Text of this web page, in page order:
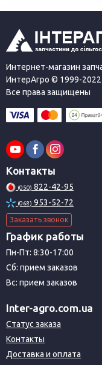
Интернет-магазин
ИнтерАгро © 1999-2022
Все права защищены
Контакты
(050) 822-42-95
(068) 953-52-72
Заказать звонок
График работы
Пн-Пт: 8:30-17:00
Сб: прием заказов
Вс: прием заказов
Inter-agro.com.ua
Статус заказа
Контакты
Доставка и оплата